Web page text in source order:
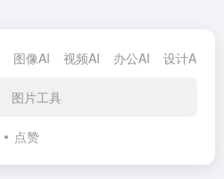
图像AI 视频AI 办公AI 设计AI
图片工具
点赞